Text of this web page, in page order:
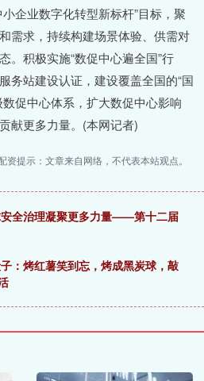
企业数字化转型新标杆”目标，聚
需求，持续构建场景体验、供需对
。积极实施“数促中心遍全国”行
务站建设认证，建设覆盖全国的“国
促中心体系，扩大数促中心影响
献更多力量。(本网记者)
资提示：文章来自网络，不代表本站观点。
全治理凝聚更多力量——第十二届
：烤红薯笑到忘，烤成黑炭球，敲